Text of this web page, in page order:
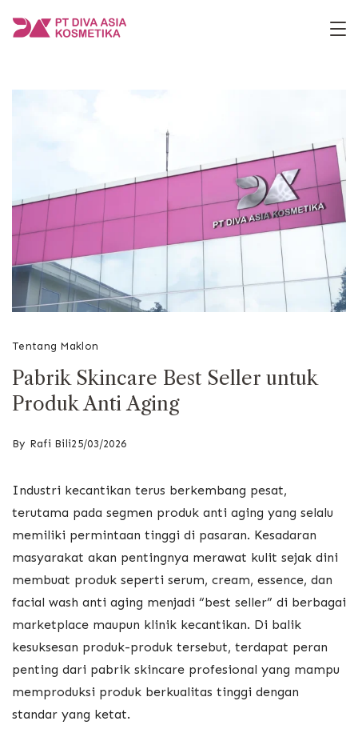
Tentang Maklon
Pabrik Skincare Best Seller untuk
Produk Anti Aging
By Rafi Bili25/03/2026
Industri kecantikan terus berkembang pesat,
terutama pada segmen produk anti aging yang selalu
memiliki permintaan tinggi di pasaran. Kesadaran
masyarakat akan pentingnya merawat kulit sejak dini
membuat produk seperti serum, cream, essence, dan
facial wash anti aging menjadi “best seller” di berbagai
marketplace maupun klinik kecantikan. Di balik
kesuksesan produk-produk tersebut, terdapat peran
penting dari pabrik skincare profesional yang mampu
memproduksi produk berkualitas tinggi dengan
standar yang ketat.